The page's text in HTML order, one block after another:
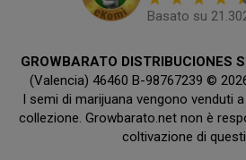
Basato su
GROWBARATO DISTRIBUCIONES
(Valencia) 46460 B-98767239 ©
I semi di marijuana vengono venduti
collezione. Growbarato.net non è
coltivazione di